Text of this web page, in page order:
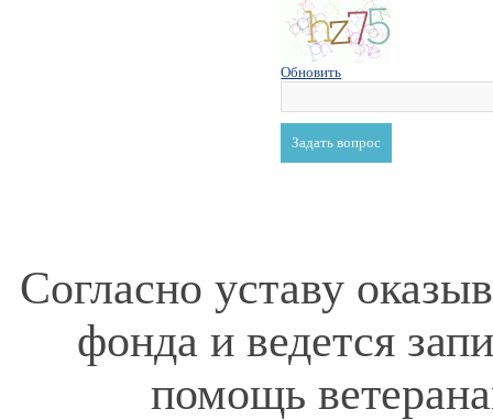
Обновить
Согласно уставу
фонда и ведется
помощь